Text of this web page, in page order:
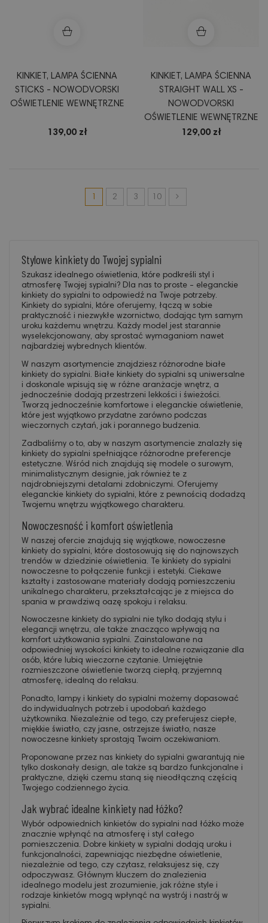
KINKIET, LAMPA ŚCIENNA
STICKS - NOWODVORSKI
OŚWIETLENIE WEWNĘTRZNE
139,00 zł
KINKIET, LAMPA ŚCIENNA
STRAIGHT WALL XS -
NOWODVORSKI
OŚWIETLENIE WEWNĘTRZNE
129,00 zł
1 2 3 10
Stylowe kinkiety do Twojej sypialni
Szukasz idealnego oświetlenia, które podkreśli styl i
atmosferę Twojej sypialni? Dla nas to proste - eleganckie
kinkiety do sypialni to odpowiedź na Twoje potrzeby.
Kinkiety do sypialni, które oferujemy, łączą w sobie
praktyczność i niezwykłe wzornictwo, dodając tym samym
uroku każdemu wnętrzu. Każdy model jest starannie
wyselekcjonowany, aby sprostać wymaganiom nawet
najbardziej wybrednych klientów.
W naszym asortymencie znajdziesz różnorodne białe
kinkiety do sypialni. Białe kinkiety do sypialni są uniwersalne
i doskonale wpisują się w różne aranżacje wnętrz, a
jednocześnie dodają przestrzeni lekkości i świeżości.
Tworzą jednocześnie komfortowe i eleganckie oświetlenie,
które jest wyjątkowo przydatne zarówno podczas
wieczornych czytań, jak i porannego budzenia.
Zadbaliśmy o to, aby w naszym asortymencie znalazły się
kinkiety do sypialni spełniające różnorodne preferencje
estetyczne. Wśród nich znajdują się modele o surowym,
minimalistycznym designie, jak również te z
najdrobniejszymi detalami zdobniczymi. Oferujemy
eleganckie kinkiety do sypialni, które z pewnością dodadzą
Twojemu wnętrzu wyjątkowego charakteru.
Nowoczesność i komfort oświetlenia
W naszej ofercie znajdują się wyjątkowe, nowoczesne
kinkiety do sypialni, które dostosowują się do najnowszych
trendów w dziedzinie oświetlenia. Te kinkiety do sypialni
nowoczesne to połączenie funkcji i estetyki. Ciekawe
kształty i zastosowane materiały dodają pomieszczeniu
unikalnego charakteru, przekształcając je z miejsca do
spania w prawdziwą oazę spokoju i relaksu.
Nowoczesne kinkiety do sypialni nie tylko dodają stylu i
elegancji wnętrzu, ale także znacząco wpływają na
komfort użytkowania sypialni. Zainstalowane na
odpowiedniej wysokości kinkiety to idealne rozwiązanie dla
osób, które lubią wieczorne czytanie. Umiejętnie
rozmieszczone oświetlenie tworzą ciepłą, przyjemną
atmosferę, idealną do relaksu.
Ponadto, lampy i kinkiety do sypialni możemy dopasować
do indywidualnych potrzeb i upodobań każdego
użytkownika. Niezależnie od tego, czy preferujesz ciepłe,
miękkie światło, czy jasne, ostrzejsze światło, nasze
nowoczesne kinkiety sprostają Twoim oczekiwaniom.
Proponowane przez nas kinkiety do sypialni gwarantują nie
tylko doskonały design, ale także są bardzo funkcjonalne i
praktyczne, dzięki czemu staną się nieodłączną częścią
Twojego codziennego życia.
Jak wybrać idealne kinkiety nad łóżko?
Wybór odpowiednich kinkietów do sypialni nad łóżko może
znacznie wpłynąć na atmosferę i styl całego
pomieszczenia. Dobre kinkiety w sypialni dodają uroku i
funkcjonalności, zapewniając niezbędne oświetlenie,
niezależnie od tego, czy czytasz, relaksujesz się, czy
odpoczywasz. Głównym kluczem do znalezienia
idealnego modelu jest zrozumienie, jak różne style i
rodzaje kinkietów mogą wpłynąć na wystrój i nastrój w
sypialni.